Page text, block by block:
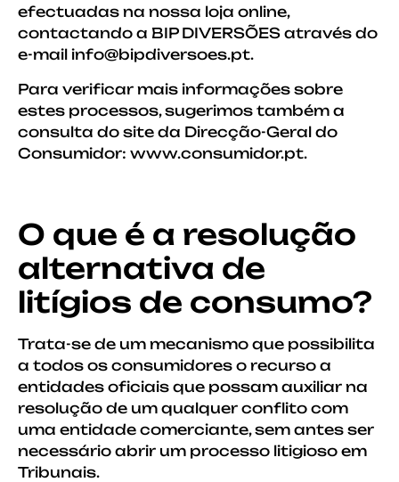
efectuadas na nossa loja online,
contactando a BIP DIVERSÕES através do
e-mail info@bipdiversoes.pt.
Para verificar mais informações sobre
estes processos, sugerimos também a
consulta do site da Direcção-Geral do
Consumidor: www.consumidor.pt.
O que é a resolução
alternativa de
litígios de consumo?
Trata-se de um mecanismo que possibilita
a todos os consumidores o recurso a
entidades oficiais que possam auxiliar na
resolução de um qualquer conflito com
uma entidade comerciante, sem antes ser
necessário abrir um processo litigioso em
Tribunais.